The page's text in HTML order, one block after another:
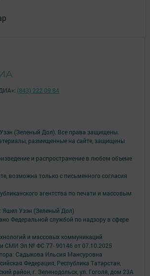
(Зеленый Дол). Все права защищены.
размещенные на сайте, защищены
и распространение в любом объеме
возможна только с письменного согласия
агентства по печати и массовым
Узэн (Зеленый Дол)
Федеральной службой по надзору в сфере
и массовых коммуникаций
СМИ Эл № ФС 77- 90146 от 07.10.2025
Садыкова Ильсия Мансуровна
Федерация, Республика Татарстан,
район, г. Зеленодольск, ул. Гоголя, дом 23А
(843) 222 09 84